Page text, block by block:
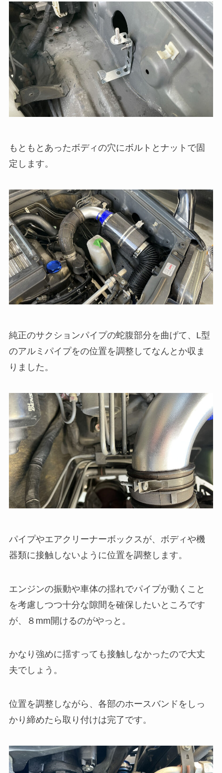
もともとあったボディの穴にボルトとナットで固
定します。
純正のサクションパイプの蛇腹部分を曲げて、L型
のアルミパイプをの位置を調整してなんとか収ま
りました。
パイプやエアクリーナーボックスが、ボディや機
器類に接触しないように位置を調整します。
エンジンの振動や車体の揺れでパイプが動くこと
を考慮しつつ十分な隙間を確保したいところです
が、８mm開けるのがやっと。
かなり強めに揺すっても接触しなかったので大丈
夫でしょう。
位置を調整しながら、各部のホースバンドをしっ
かり締めたら取り付けは完了です。